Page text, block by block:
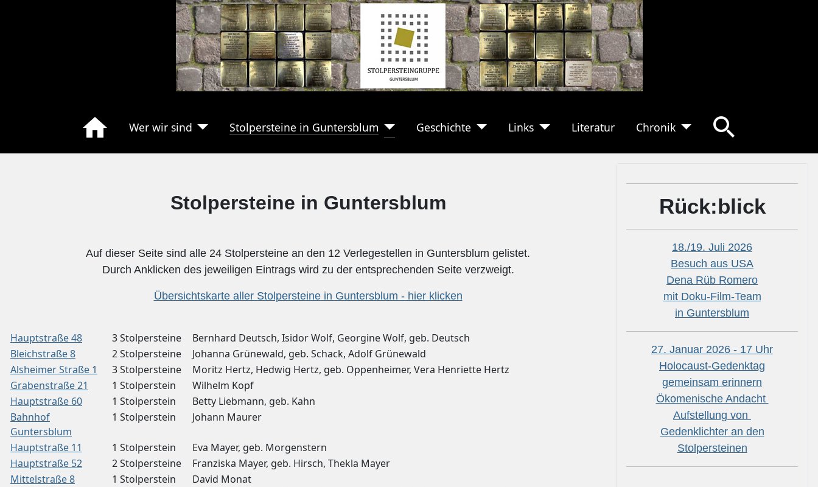
Wer wir sind Stolpersteine in Guntersblum Geschichte Links Literatur Chronik
Stolpersteine in Guntersblum
Auf dieser Seite sind alle 24 Stolpersteine an den 12 Verlegestellen in Guntersblum gelistet.
Durch Anklicken des jeweiligen Eintrags wird zu der entsprechenden Seite verzweigt.
Übersichtskarte aller Stolpersteine in Guntersblum - hier klicken
Hauptstraße 48 3 Stolpersteine
Bernhard Deutsch, Isidor Wolf, Georgine Wolf, geb. Deutsch
Bleichstraße 8
2 Stolpersteine
Johanna Grünewald, geb. Schack, Adolf Grünewald
Alsheimer Straße 1
3 Stolpersteine
Moritz Hertz, Hedwig Hertz, geb. Oppenheimer, Vera Henriette Hertz
Grabenstraße 21
1 Stolperstein
Wilhelm Kopf
Hauptstraße 60
1 Stolperstein
Betty Liebmann, geb. Kahn
Bahnhof
Guntersblum
1 Stolperstein Johann Maurer
Hauptstraße 11 1 Stolperstein
Eva Mayer, geb. Morgenstern
Hauptstraße 52
2 Stolpersteine
Franziska Mayer, geb. Hirsch, Thekla Mayer
Mittelstraße 8
1 Stolperstein
David Monat
Rück:blick
18./19. Juli 2026
Besuch aus USA
Dena Rüb Romero
mit Doku-Film-Team
in Guntersblum
27. Januar 2026 - 17 Uhr
Holocaust-Gedenktag
gemeinsam erinnern
Ökomenische Andacht
Aufstellung von
Gedenklichter an den
Stolpersteinen